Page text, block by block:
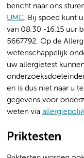
bericht naar ons
UMC. Bij spoed kunt
van 08.30 -16.15 uur
5667792. Op de
wetenschappelijk
uw allergietest
en is dus niet naar u
gegevens voor
weten via
Priktesten